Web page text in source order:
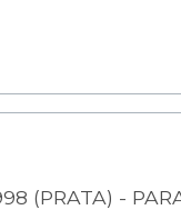
(PRATA) -